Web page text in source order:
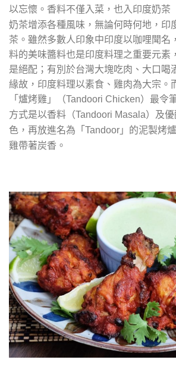
以忘懷。香料不僅入菜，也入印度奶茶
奶茶增添各種風味，無論何時何地，印
茶。雖然多數人印象中印度以咖哩聞名
料的美味醬料也是印度料理之重要元素
是絕配；有別於台灣大塊吃肉、大口喝
緣故，印度料理以素食、雞肉為大宗。
「爐烤雞」（Tandoori Chicken）最令
方式是以香料（Tandoori Masala）及
色，再放進名為「Tandoor 」的泥製烤
雞帶著炭香。